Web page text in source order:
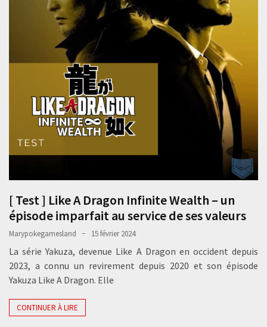
[ Test ] Like A Dragon Infinite Wealth – un
épisode imparfait au service de ses valeurs
Marypokegamesland 15 février 2024
La série Yakuza, devenue Like A Dragon en occident depuis
2023, a connu un revirement depuis 2020 et son épisode
Yakuza Like A Dragon. Elle
CONTINUER À LIRE